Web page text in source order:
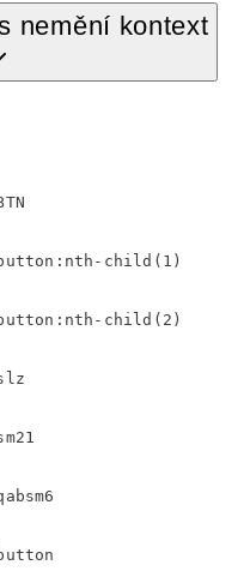
nemění kontext
button:nth-child(1)
button:nth-child(2)